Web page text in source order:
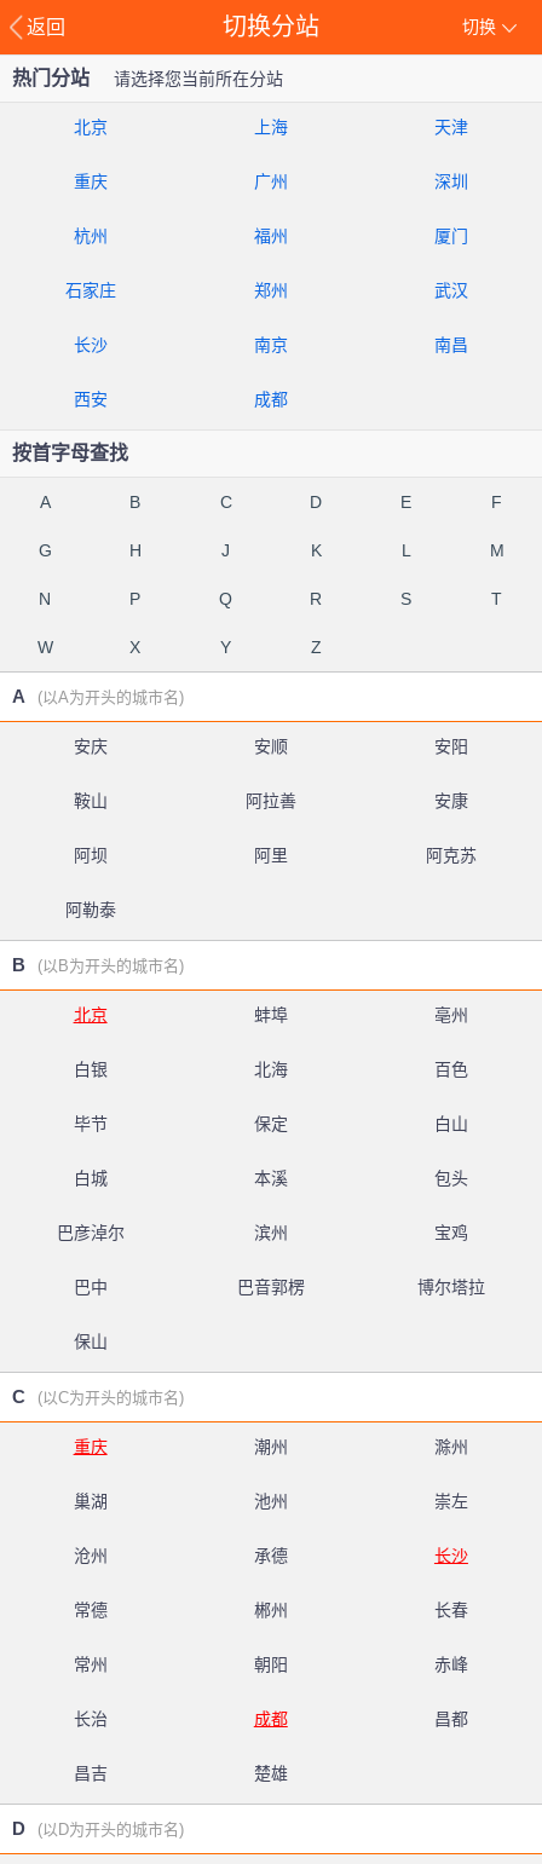
返回 切换
切换分站
热门分站 请选择您当前所在分站
北京 上海 天津
重庆 广州 深圳
杭州 福州 厦门
石家庄 郑州 武汉
长沙 南京 南昌
西安 成都
按首字母查找
A B C D E F
G H J K L M
N P Q R S T
W X Y Z
A (以A为开头的城市名)
安庆 安顺 安阳
鞍山 阿拉善 安康
阿坝 阿里 阿克苏
阿勒泰
B (以B为开头的城市名)
北京 蚌埠 亳州
白银 北海 百色
毕节 保定 白山
白城 本溪 包头
巴彦淖尔 滨州 宝鸡
巴中 巴音郭楞 博尔塔拉
保山
C (以C为开头的城市名)
重庆 潮州 滁州
巢湖 池州 崇左
沧州 承德 长沙
常德 郴州 长春
常州 朝阳 赤峰
长治 成都 昌都
昌吉 楚雄
D (以D为开头的城市名)